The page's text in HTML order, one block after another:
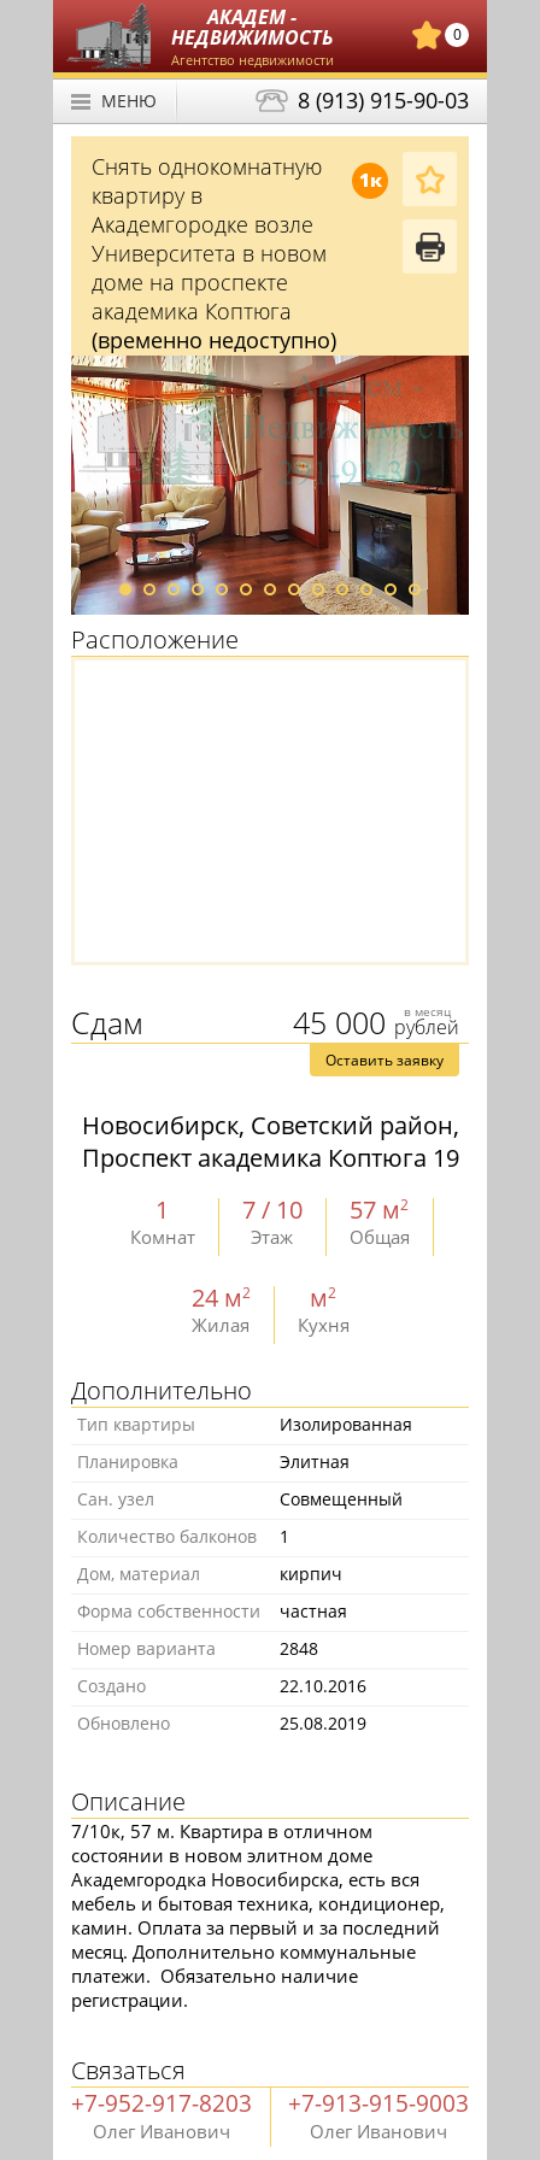
АКАДЕМ -
НЕДВИЖИМОСТЬ
Агентство недвижимости
0
8 (913) 915-90-03
МЕНЮ
1к
Снять однокомнатную
квартиру в
Академгородке возле
Университета в новом
доме на проспекте
академика Коптюга
(временно недоступно)
Расположение
45 000 в месяц
рублей
Сдам
Оставить заявку
Новосибирск, Советский район,
Проспект академика Коптюга 19
1
Комнат
7 / 10
Этаж
57 м2
Общая
24 м2
Жилая
м2
Кухня
Дополнительно
Тип квартиры
Изолированная
Планировка
Элитная
Сан. узел
Совмещенный
Количество балконов
1
Дом, материал
кирпич
Форма собственности
частная
Номер варианта
2848
Создано
22.10.2016
Обновлено
25.08.2019
Описание
7/10к, 57 м. Квартира в отличном
состоянии в новом элитном доме
Академгородка Новосибирска, есть вся
мебель и бытовая техника, кондиционер,
камин. Оплата за первый и за последний
месяц. Дополнительно коммунальные
платежи. Обязательно наличие
регистрации.
Связаться
+7-952-917-8203
Олег Иванович
+7-913-915-9003
Олег Иванович